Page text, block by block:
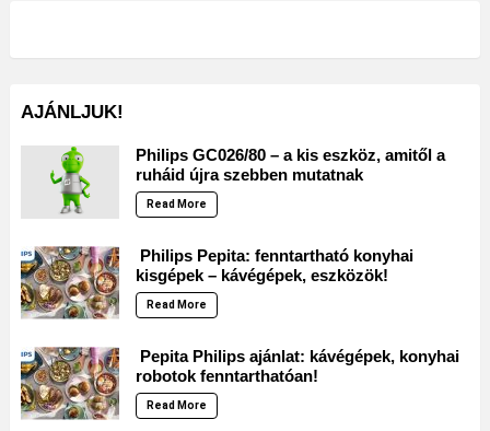
AJÁNLJUK!
Philips GC026/80 – a kis eszköz, amitől a
ruháid újra szebben mutatnak
Read More
Philips Pepita: fenntartható konyhai
kisgépek – kávégépek, eszközök!
Read More
Pepita Philips ajánlat: kávégépek, konyhai
robotok fenntarthatóan!
Read More